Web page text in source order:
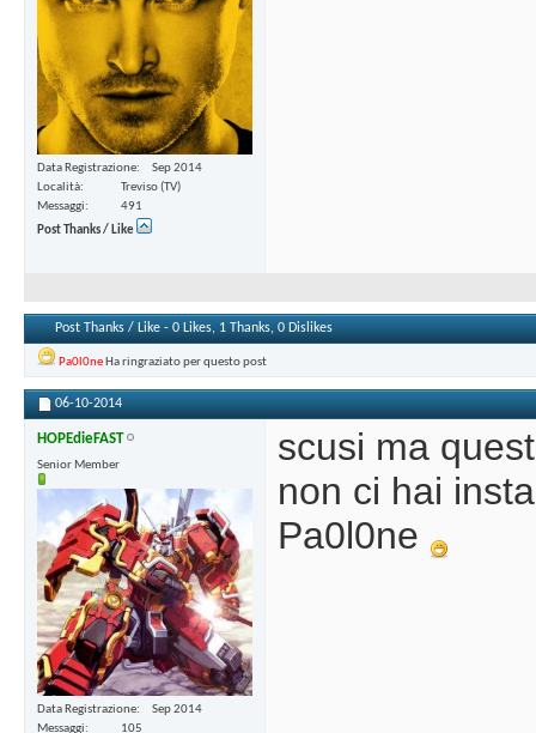
Data Registrazione
Sep 2014
Località
Treviso (TV)
Messaggi
491
Post Thanks / Like
Post Thanks / Like - 0 Likes, 1 Thanks, 0 Dislikes
Pa0l0ne Ha ringraziato per questo post
06-10-2014
HOPEdieFAST
Senior Member
Data Registrazione
Sep 2014
Messaggi
105
scusi ma
non ci hai
Pa0l0ne